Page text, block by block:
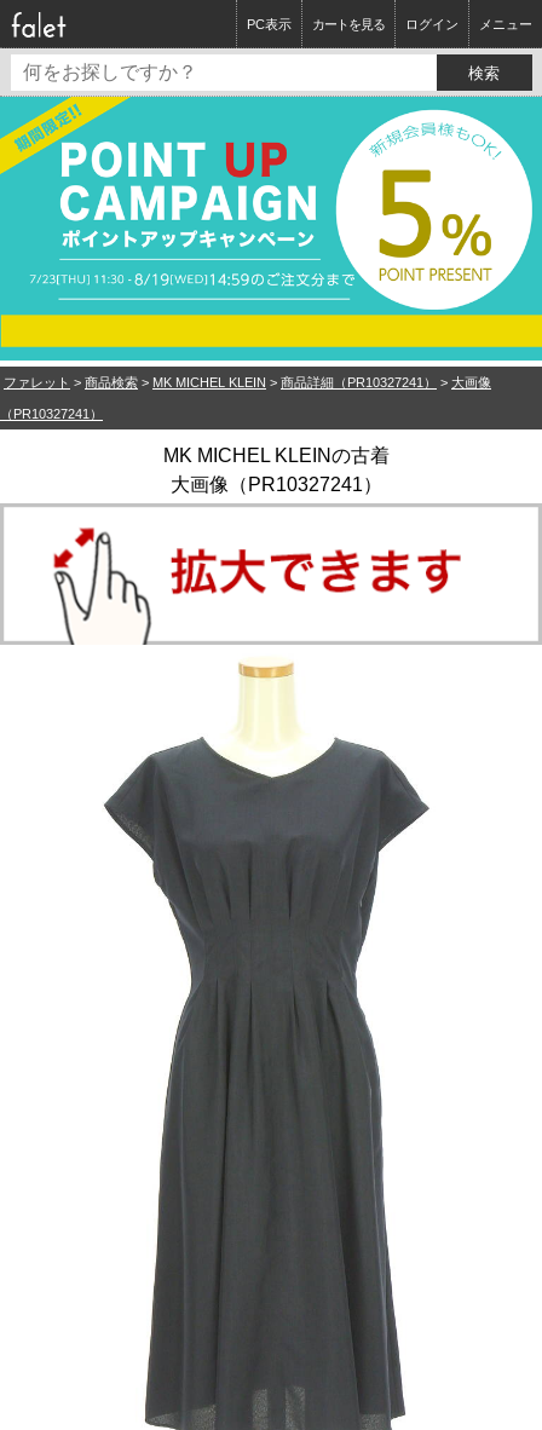
ログイン メニュー
カートを見る
PC表示
ファレット > 商品検索 > MK MICHEL KLEIN > 商品詳細（PR10327241） > 大画像
（PR10327241）
MK MICHEL KLEINの古着
大画像（PR10327241）